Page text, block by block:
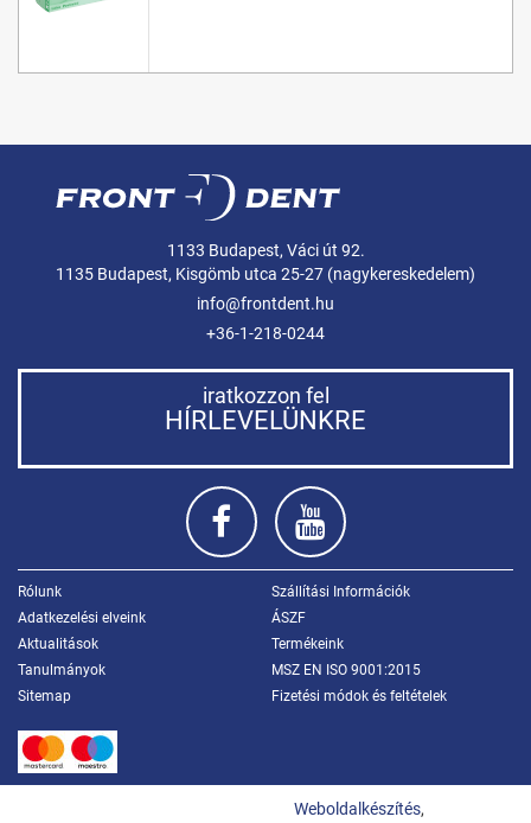
1133 Budapest, Váci út 92.
1135 Budapest, Kisgömb utca 25-27 (nagykereskedelem)
info@frontdent.hu
+36-1-218-0244
iratkozzon fel
HÍRLEVELÜNKRE
Rólunk
Szállítási Információk
Adatkezelési elveink
ÁSZF
Aktualitások
Termékeink
Tanulmányok
MSZ EN ISO 9001:2015
Sitemap
Fizetési módok és feltételek
Weboldalkészítés,